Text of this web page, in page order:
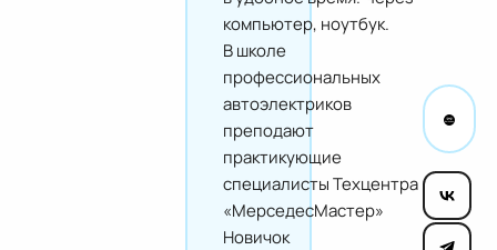
компьютер, ноутбук.
В школе
профессиональных
автоэлектриков
преподают
практикующие
специалисты Техцентра
«МерседесМастер»
Новичок